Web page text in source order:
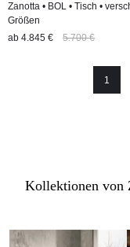
Zanotta • BOL • Tisch •
Größen
ab 4.845 € 5.700 €
Seite
1
Kollektionen von